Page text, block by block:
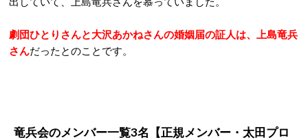
劇団ひとりさんと大沢あかねさんの婚姻届の証人は、上島竜兵
さんだったとのことです。
竜兵会のメンバー一覧3名【正規メンバー・太田プロ